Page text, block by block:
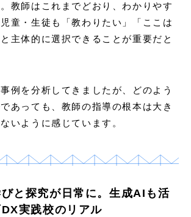
教師はこれまでどおり、わかりやす
童・生徒も「教わりたい」「ここは
主体的に選択できることが重要だと
例を分析してきましたが、どのよう
あっても、教師の指導の根本は大き
いように感じています。
と探究が日常に。生成AIも活
実践校のリアル